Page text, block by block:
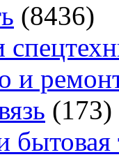
(8436)
и
(173)
бытовая